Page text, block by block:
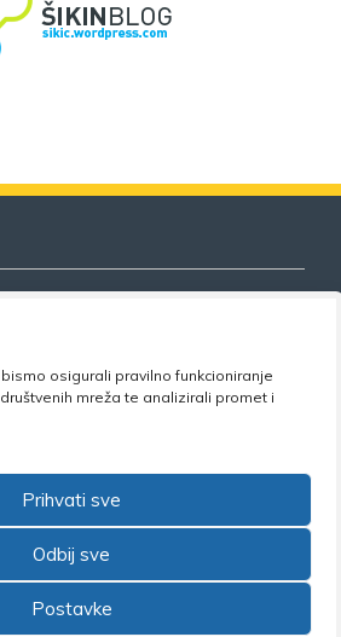
osigurali pravilno funkcioniranje
mreža te analizirali promet i
Prihvati sve
Odbij sve
Postavke
znanosti i visokog